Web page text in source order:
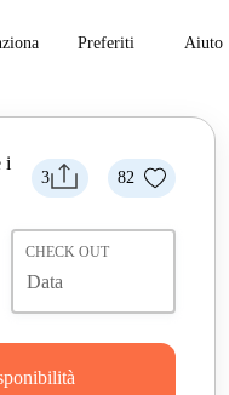
Preferiti Aiuto
3 82
i
CHECK OUT